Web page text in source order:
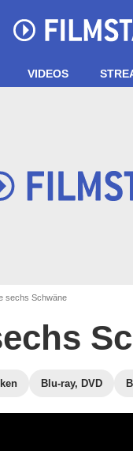
VIDEOS
sechs Schwäne
Blu-ray, DVD